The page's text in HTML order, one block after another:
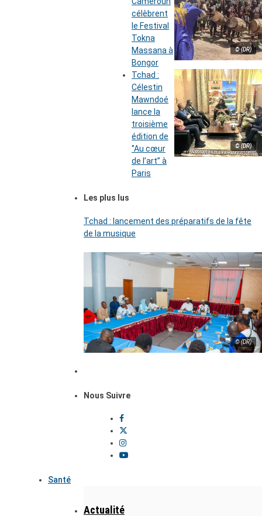
© (DR)
célèbrent
le Festival
Tokna
Massana à
Bongor
© (DR)
Tchad :
Célestin
Mawndoé
lance la
troisième
édition de
‘’Au cœur
de l’art’’ à
Paris
Les plus lus
Tchad : lancement des préparatifs de la fête
de la musique
© (DR)
Nous Suivre
Santé
Actualité